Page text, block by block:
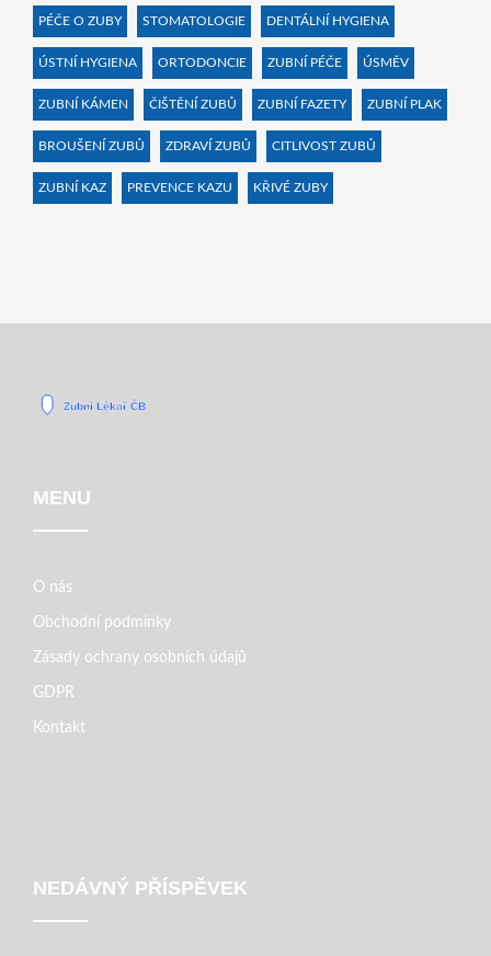
PÉČE O ZUBY STOMATOLOGIE DENTÁLNÍ HYGIENA
ÚSTNÍ HYGIENA ORTODONCIE ZUBNÍ PÉČE ÚSMĚV
ZUBNÍ KÁMEN ČIŠTĚNÍ ZUBŮ ZUBNÍ FAZETY ZUBNÍ PLAK
BROUŠENÍ ZUBŮ ZDRAVÍ ZUBŮ CITLIVOST ZUBŮ
ZUBNÍ KAZ PREVENCE KAZU KŘIVÉ ZUBY
MENU
O nás
Obchodní podmínky
Zásady ochrany osobních údajů
GDPR
Kontakt
NEDÁVNÝ PŘÍSPĚVEK